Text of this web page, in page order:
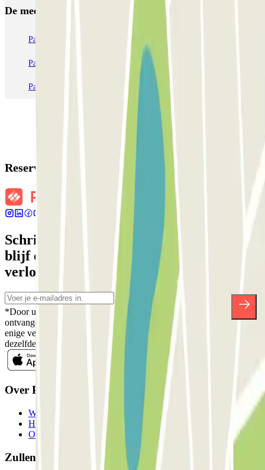
De meest geboekte
Parkeren in Parijs Parkeren in Venetië
Parkeren in Station Venetië Mestre Parkeren in Rome
Parkeren in Milaan Parkeren in Verona
Reserveringsgegevens
Schrijf je in voor onze nieuwsbrief en
blijf op de hoogte van kortingen,
verlotingen en vele andere verrassingen.
*Door u in te schrijven aanvaardt u ons Privacybeleid voor het
ontvangen van commerciële communicatie van Parclick. Zonder
enige verplichting kunt u zich uitschrijven wanneer u maar wilt in
dezelfde nieuwsbrief.
Over Parclick
Wie we zijn
Hoe het werkt
Onze parkeergarages
Zullen we samenwerken?